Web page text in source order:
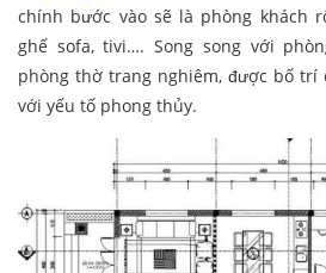
chính bước vào sẽ là phòng khách
ghế sofa, tivi…. Song song với
phòng thờ trang nghiêm, được bố
với yếu tố phong thủy.